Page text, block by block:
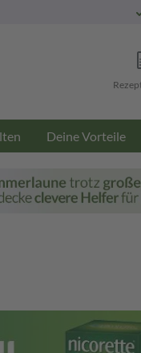
Deine Vorteile